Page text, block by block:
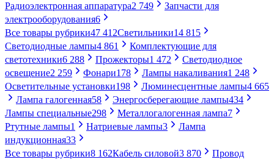
Радиоэлектронная аппаратура2 749
Запчасти для
электрооборудования6
Все товары рубрики47 412Светильники14 815
Светодиодные лампы4 861
Комплектующие для
светотехники6 288 Прожекторы1 472
Светодиодное
освещение2 259 Фонари178 Лампы накаливания1 248
Осветительные установки198 Люминесцентные лампы4 665
Лампа галогенная58 Энергосберегающие лампы434
Лампы специальные298 Металлогалогенная лампа7
Ртутные лампы1 Натриевые лампы3
Лампа
индукционная33
Все товары рубрики8 162Кабель силовой3 870
Провод